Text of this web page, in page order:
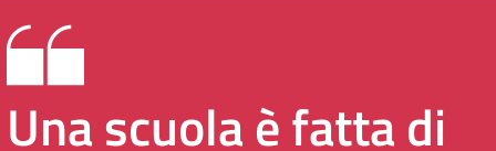
Una scuola è fatta di